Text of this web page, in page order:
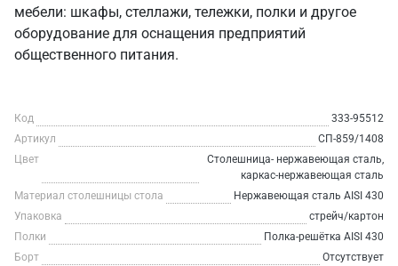
мебели: шкафы, стеллажи, тележки, полки и другое
оборудование для оснащения предприятий
общественного питания.
Код
333-95512
Артикул
СП-859/1408
Цвет
Столешница- нержавеющая сталь,
каркас-нержавеющая сталь
Материал столешницы стола
Нержавеющая сталь AISI 430
Упаковка
стрейч/картон
Полки
Полка-решётка AISI 430
Борт
Отсутствует